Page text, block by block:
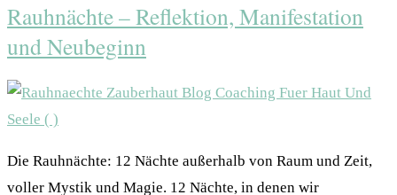
Rauhnächte – Reflektion, Manifestation
und Neubeginn
Die Rauhnächte: 12 Nächte außerhalb von Raum und Zeit,
voller Mystik und Magie. 12 Nächte, in denen wir